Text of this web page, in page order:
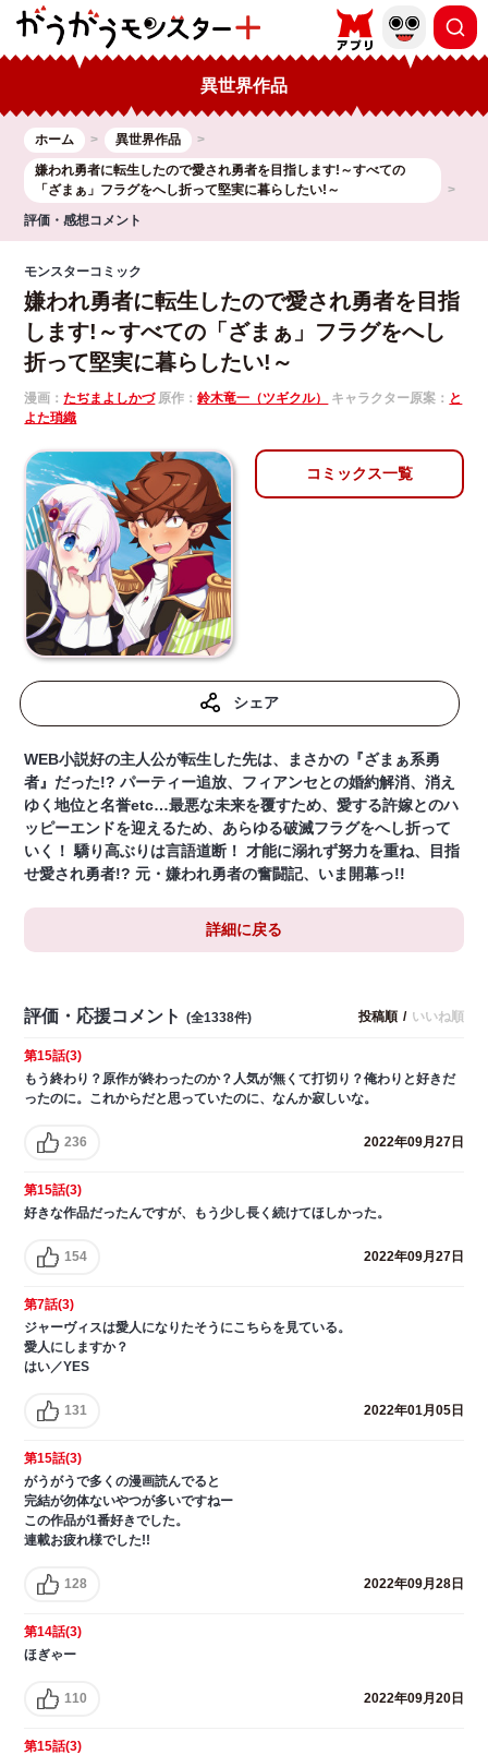
異世界作品
ホーム
異世界作品
嫌われ勇者に転生したので愛され勇者を目指します!～すべての
「ざまぁ」フラグをへし折って堅実に暮らしたい!～
評価・感想コメント
モンスターコミック
嫌われ勇者に転生したので愛され勇者を目指
します!～すべての「ざまぁ」フラグをへし
折って堅実に暮らしたい!～
漫画：たぢまよしかづ原作：鈴木竜一（ツギクル） キャラクター原案： と
よた瑣織
コミックス一覧
シェア
WEB小説好の主人公が転生した先は、まさかの『ざまぁ系勇
者』だった!? パーティー追放、フィアンセとの婚約解消、消え
ゆく地位と名誉etc…最悪な未来を覆すため、愛する許嫁とのハ
ッピーエンドを迎えるため、あらゆる破滅フラグをへし折って
いく！ 驕り高ぶりは言語道断！ 才能に溺れず努力を重ね、目指
せ愛され勇者!? 元・嫌われ勇者の奮闘記、いま開幕っ!!
詳細に戻る
評価・応援コメント (全1338件) 投稿順 / いいね順
第15話(3)
もう終わり？原作が終わったのか？人気が無くて打切り？俺わりと好きだ
ったのに。これからだと思っていたのに、なんか寂しいな。
236 2022年09月27日
第15話(3)
好きな作品だったんですが、もう少し長く続けてほしかった。
154 2022年09月27日
第7話(3)
ジャーヴィスは愛人になりたそうにこちらを見ている。
愛人にしますか？
はい／YES
131 2022年01月05日
第15話(3)
がうがうで多くの漫画読んでると
完結が勿体ないやつが多いですねー
この作品が1番好きでした。
連載お疲れ様でした!!
128 2022年09月28日
第14話(3)
ほぎゃー
110 2022年09月20日
第15話(3)